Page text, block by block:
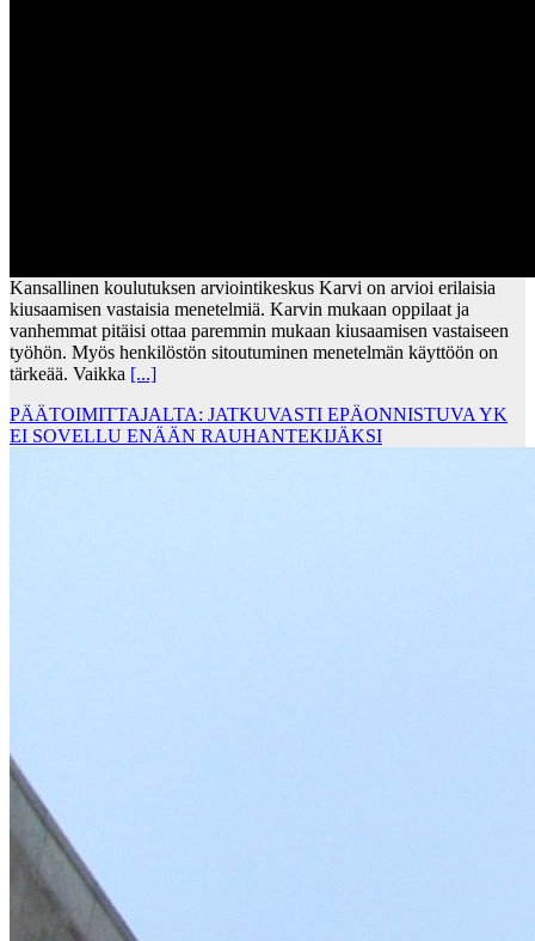
Kansallinen koulutuksen arviointikeskus Karvi on arvioi erilaisia
kiusaamisen vastaisia menetelmiä. Karvin mukaan oppilaat ja
vanhemmat pitäisi ottaa paremmin mukaan kiusaamisen vastaiseen
työhön. Myös henkilöstön sitoutuminen menetelmän käyttöön on
tärkeää. Vaikka [...]
PÄÄTOIMITTAJALTA: JATKUVASTI EPÄONNISTUVA YK
EI SOVELLU ENÄÄN RAUHANTEKIJÄKSI